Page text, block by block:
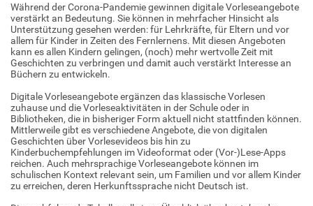
Während der Corona-Pandemie gewinnen digitale Vorleseangebote
verstärkt an Bedeutung. Sie können in mehrfacher Hinsicht als
Unterstützung gesehen werden: für Lehrkräfte, für Eltern und vor
allem für Kinder in Zeiten des Fernlernens. Mit diesen Angeboten
kann es allen Kindern gelingen, (noch) mehr wertvolle Zeit mit
Geschichten zu verbringen und damit auch verstärkt Interesse an
Büchern zu entwickeln.
Digitale Vorleseangebote ergänzen das klassische Vorlesen
zuhause und die Vorleseaktivitäten in der Schule oder in
Bibliotheken, die in bisheriger Form aktuell nicht stattfinden können.
Mittlerweile gibt es verschiedene Angebote, die von digitalen
Geschichten über Vorlesevideos bis hin zu
Kinderbuchempfehlungen im Videoformat oder (Vor-)Lese-Apps
reichen. Auch mehrsprachige Vorleseangebote können im
schulischen Kontext relevant sein, um Familien und vor allem Kinder
zu erreichen, deren Herkunftssprache nicht Deutsch ist.